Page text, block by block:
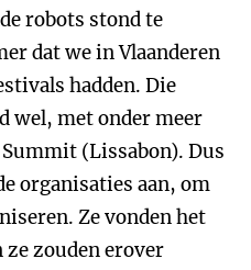
robots stond te
dat we in Vlaanderen
hadden. Die
wel, met onder meer
(Lissabon). Dus
organisaties aan, om
Ze vonden het
ze zouden erover